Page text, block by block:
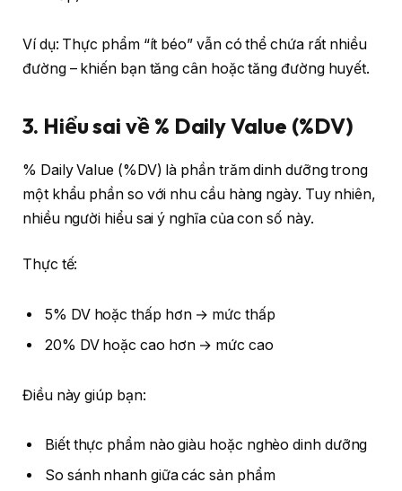
Ví dụ: Thực phẩm “ít béo” vẫn có thể chứa rất nhiều
đường – khiến bạn tăng cân hoặc tăng đường huyết.
3. Hiểu sai về % Daily Value (%DV)
% Daily Value (%DV) là phần trăm dinh dưỡng trong
một khẩu phần so với nhu cầu hàng ngày. Tuy nhiên,
nhiều người hiểu sai ý nghĩa của con số này.
Thực tế:
5% DV hoặc thấp hơn → mức thấp
20% DV hoặc cao hơn → mức cao
Điều này giúp bạn:
Biết thực phẩm nào giàu hoặc nghèo dinh dưỡng
So sánh nhanh giữa các sản phẩm